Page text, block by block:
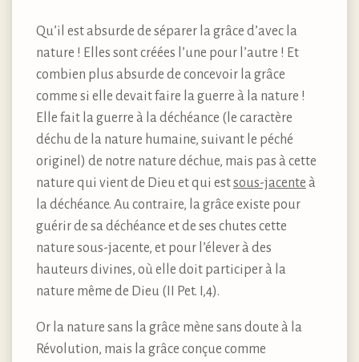
Qu’il est absurde de séparer la grâce d’avec la
nature ! Elles sont créées l’une pour l’autre ! Et
combien plus absurde de concevoir la grâce
comme si elle devait faire la guerre à la nature !
Elle fait la guerre à la déchéance (le caractère
déchu de la nature humaine, suivant le péché
originel) de notre nature déchue, mais pas à cette
nature qui vient de Dieu et qui estsous-jacente à
la déchéance. Au contraire, la grâce existe pour
guérir de sa déchéance et de ses chutes cette
nature sous-jacente, et pour l’élever à des
hauteurs divines, où elle doit participer à la
nature même de Dieu (II Pet. I,4).
Or la nature sans la grâce mène sans doute à la
Révolution, mais la grâce conçue comme